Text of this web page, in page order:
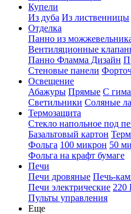
Купели
Из дуба Из лиственницы
Отделка
Панно из
Вентиляционные
Панно Фламма Дизайн
Стеновые панели
Освещение
Абажуры Прямые С
Светильники Соляные
Термозащита
Стекло напольное под
Базальтовый картон
Фольга 100 микрон 50
Фольга на крафт бумаге
Печи
Печи дровяные Печь-
Печи электрические 220
Пульты управления
Еще